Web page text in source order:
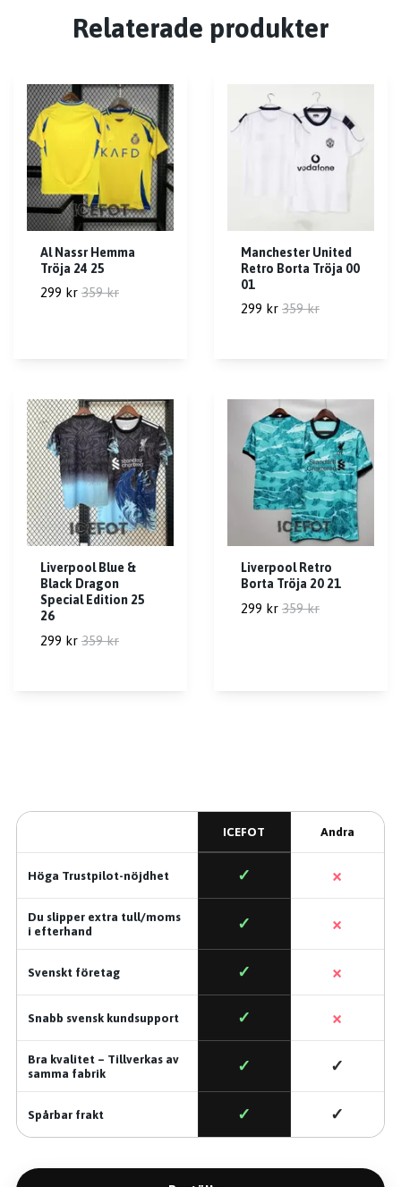
Relaterade produkter
Al Nassr Hemma
Tröja 24 25
299 kr 359 kr
Manchester United
Retro Borta Tröja 00
01
299 kr 359 kr
Liverpool Blue &
Black Dragon
Special Edition 25
26
299 kr 359 kr
Liverpool Retro
Borta Tröja 20 21
299 kr 359 kr
ICEFOT Andra
Höga Trustpilot-nöjdhet ✓ ×
Du slipper extra tull/moms
i efterhand
✓ ×
Svenskt företag ✓ ×
Snabb svensk kundsupport ✓ ×
Bra kvalitet – Tillverkas av
samma fabrik
✓ ✓
Spårbar frakt ✓ ✓